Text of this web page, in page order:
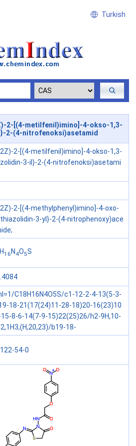
Turkish
2-[(4-metilfenil)imino]-4-okso-1,3-
2-(4-nitrofenoksi)asetamid
2-[(4-metilfenil)imino]-4-okso-1,3-
3-il}-2-(4-nitrofenoksi)asetami
2-[(4-methylphenyl)imino]-4-oxo-
3-yl}-2-(4-nitrophenoxy)ace
H16 N 4O5S
C18H16N4O5S/c1-12-2-4-13(5-3-
18-21(17(24)11-28-18)20-16(23)10
8-6-14(7-9-15)22(25)26/h2-9H,10-
b19-18-
54-0